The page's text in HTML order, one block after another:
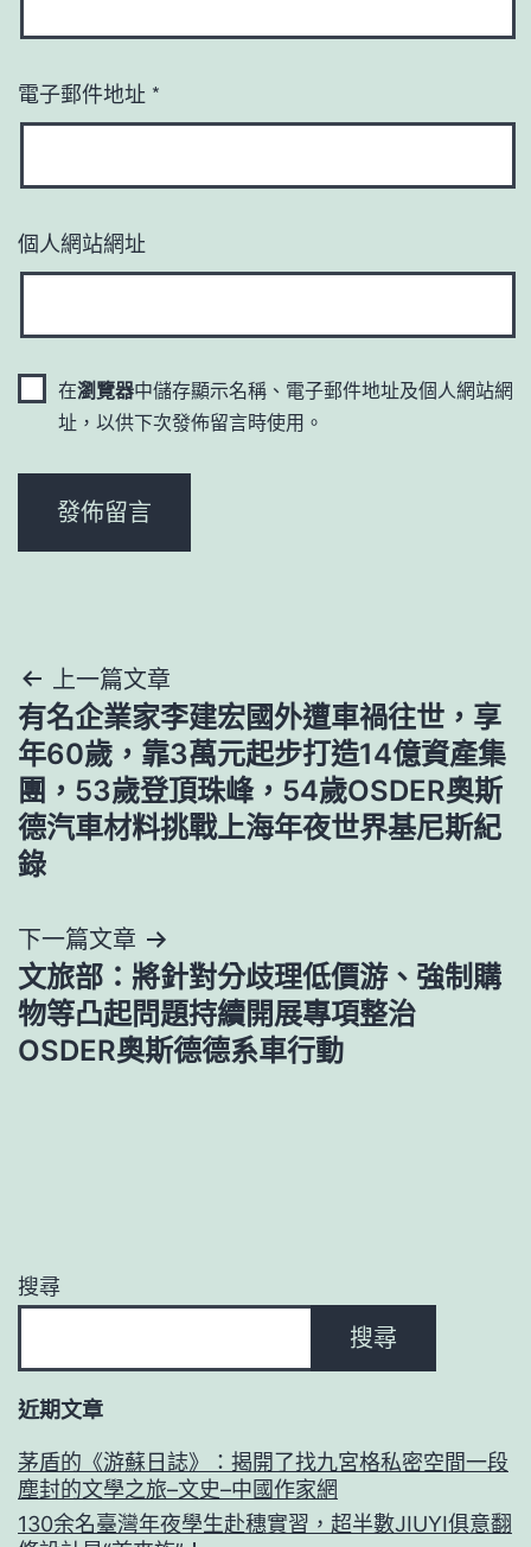
電子郵件地址 *
個人網站網址
在瀏覽器中儲存顯示名稱、電子郵件地址及個人網站網
址，以供下次發佈留言時使用。
文
章
導
覽
上一篇文章
有名企業家李建宏國外遭車禍往世，享
年60歲，靠3萬元起步打造14億資產集
團，53歲登頂珠峰，54歲OSDER奧斯
德汽車材料挑戰上海年夜世界基尼斯紀
錄
下一篇文章
文旅部：將針對分歧理低價游、強制購
物等凸起問題持續開展專項整治
OSDER奧斯德德系車行動
搜尋
搜尋
近期文章
茅盾的《游蘇日誌》：揭開了找九宮格私密空間一段
塵封的文學之旅–文史–中國作家網
130余名臺灣年夜學生赴穗實習，超半數JIUYI俱意翻